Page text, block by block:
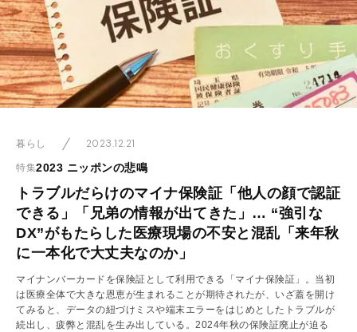
暮らし 2023.12.21
特集2023 ニッポンの悲鳴
トラブルだらけのマイナ保険証「他人の顔で認証
できる」「兄弟の情報が出てきた」… “強引な
DX”がもたらした医療現場の不安と混乱「来年秋
に一本化で大丈夫なのか」
マイナンバーカードを保険証として利用できる「マイナ保険証」。当初
は医療全体で大きな恩恵が生まれることが期待されたが、いざ蓋を開け
てみると、データの紐づけミスや端末エラーをはじめとしたトラブルが
続出し、疲弊と混乱を生み出している。2024年秋の保険証廃止が迫る